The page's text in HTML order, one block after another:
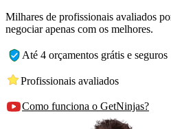
Milhares de profissionais avaliados
negociar apenas com os melhores.
Até 4 orçamentos grátis e seguros
Profissionais avaliados
Como funciona o GetNinjas?